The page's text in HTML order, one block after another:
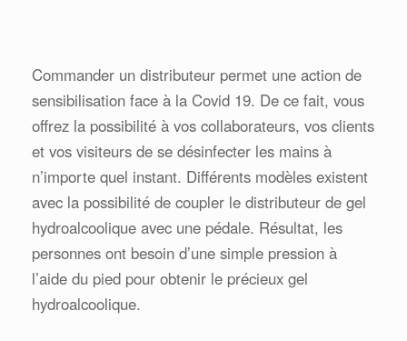
Commander un distributeur permet une action de
sensibilisation face à la Covid 19. De ce fait, vous
offrez la possibilité à vos collaborateurs, vos clients
et vos visiteurs de se désinfecter les mains à
n’importe quel instant. Différents modèles existent
avec la possibilité de coupler le distributeur de gel
hydroalcoolique avec une pédale. Résultat, les
personnes ont besoin d’une simple pression à
l’aide du pied pour obtenir le précieux gel
hydroalcoolique.